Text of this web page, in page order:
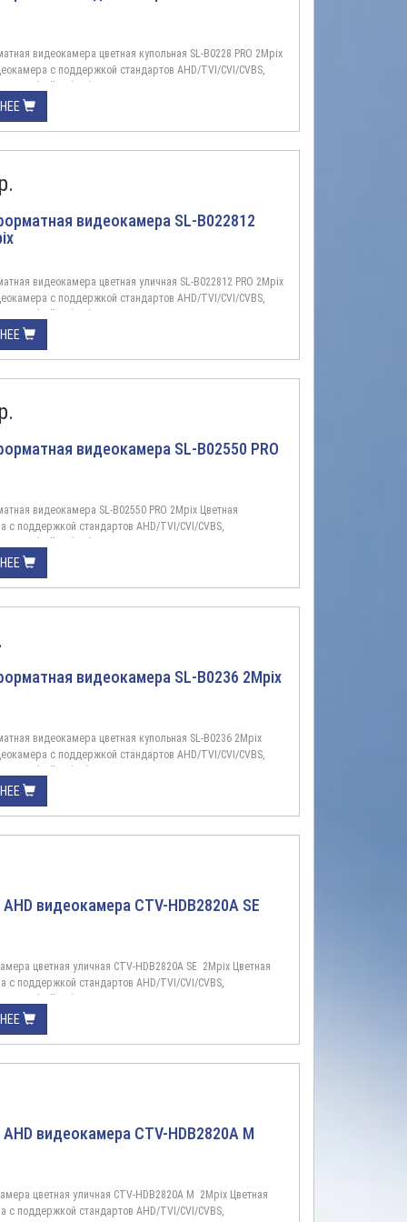
видеокамера цветная купольная SL-B0228 PRO 2Mpix
с поддержкой стандартов AHD/TVI/CVI/CVBS,
функции шумоподавления, для установки внутри/вне
изображение с реальным разрешением
...
р.
видеокамера SL-B022812
видеокамера цветная уличная SL-B022812 PRO 2Mpix
с поддержкой стандартов AHD/TVI/CVI/CVBS,
функции шумоподавления, для установки внутри/вне
изображение с реальным разрешением
...
р.
видеокамера SL-B02550 PRO
видеокамера SL-B02550 PRO 2Mpix Цветная
с поддержкой стандартов AHD/TVI/CVI/CVBS,
функции шумоподавления, для установки внутри/вне
изображение с реальным разрешением
5-50 ммТехнология ...
видеокамера SL-B0236 2Mpix
видеокамера цветная купольная SL-B0236 2Mpix
с поддержкой стандартов AHD/TVI/CVI/CVBS,
функции шумоподавления, для установки внутри/вне
изображение с реальным разрешением
3,6 ммФорматы ...
видеокамера CTV-HDB2820A SE
цветная уличная CTV-HDB2820A SE 2Mpix Цветная
с поддержкой стандартов AHD/TVI/CVI/CVBS,
Видеокамера CTV-HDB2820A SE уличного
M, CMOS 1/3,6” SC2145 , DSP Fullhan FH8526E, технология
видеокамера CTV-HDB2820A M
цветная уличная CTV-HDB2820A M 2Mpix Цветная
с поддержкой стандартов AHD/TVI/CVI/CVBS,